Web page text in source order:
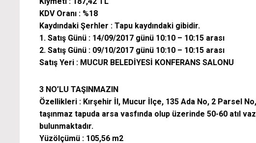
KDV Oranı : %18
Kaydındaki Şerhler : Tapu kaydındaki gibidir.
1. Satış Günü : 14/09/2017 günü 10:10 – 10:15 arası
2. Satış Günü : 09/10/2017 günü 10:10 – 10:15 arası
Satış Yeri : MUCUR BELEDİYESİ KONFERANS SALONU
3 NO’LU TAŞINMAZIN
Özellikleri : Kırşehir İl, Mucur İlçe, 135 Ada No, 2 Parsel
taşınmaz tapuda arsa vasfında olup üzerinde 50-60 atıl
bulunmaktadır.
Yüzölçümü : 105,56 m2